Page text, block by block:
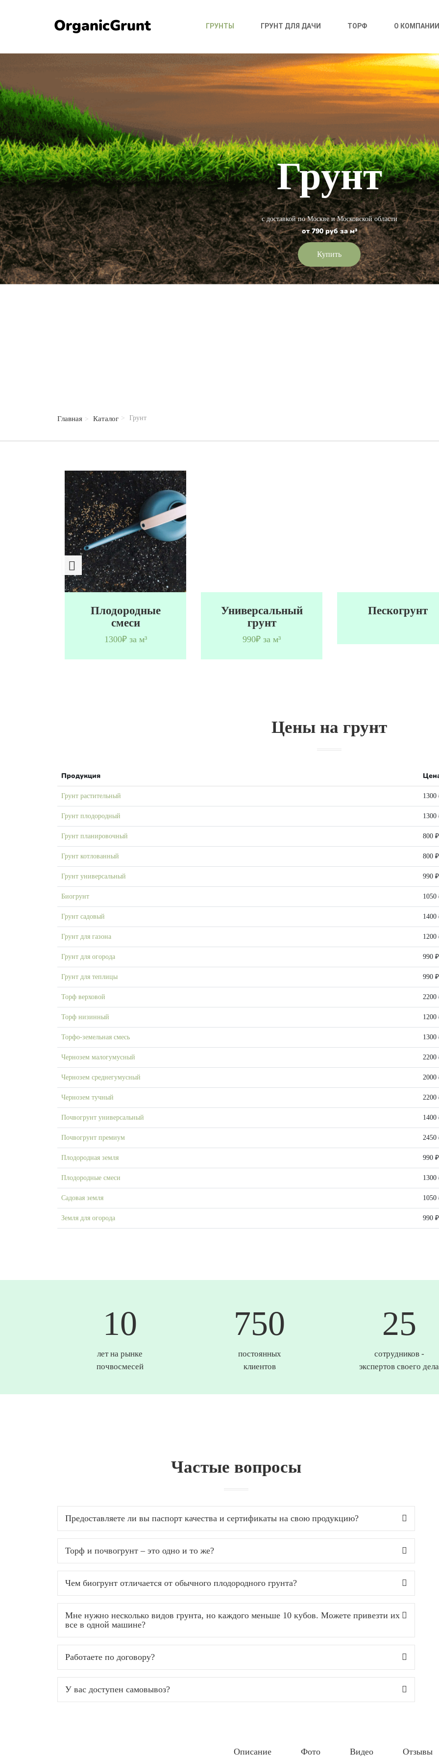
OrganicGrunt ГРУНТЫ ГРУНТ ДЛЯ ДАЧИ ТОРФ О КОМПАНИИ
Грунт
с доставкой по Москве и Московской области
от 790 руб за м³
Купить
Главная Каталог Грунт
Плодородные
смеси
1300₽ за м³
Универсальный
грунт
990₽ за м³
Пескогрунт
Цены на грунт
Продукция
Грунт растительный 1300
Грунт плодородный 1300
Грунт планировочный 800 ₽
Грунт котлованный 800 ₽
Грунт универсальный 990 ₽
Биогрунт 1050
Грунт садовый 1400
Грунт для газона 1200
Грунт для огорода 990 ₽
Грунт для теплицы 990 ₽
Торф верховой 2200
Торф низинный 1200
Торфо-земельная смесь 1300
Чернозем малогумусный 2200
Чернозем среднегумусный 2000
Чернозем тучный 2200
Почвогрунт универсальный 1400
Почвогрунт премиум 2450
Плодородная земля 990 ₽
Плодородные смеси 1300
Садовая земля 1050
Земля для огорода 990 ₽
10
лет на рынке
почвосмесей
750
постоянных
клиентов
25
сотрудников -
экспертов своего дела
Частые вопросы
Предоставляете ли вы паспорт качества и сертификаты на свою продукцию?
Торф и почвогрунт – это одно и то же?
Чем биогрунт отличается от обычного плодородного грунта?
Мне нужно несколько видов грунта, но каждого меньше 10 кубов. Можете привезти их
все в одной машине?
Работаете по договору?
У вас доступен самовывоз?
Описание Фото Видео Отзывы